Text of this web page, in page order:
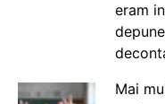
eram
Mai